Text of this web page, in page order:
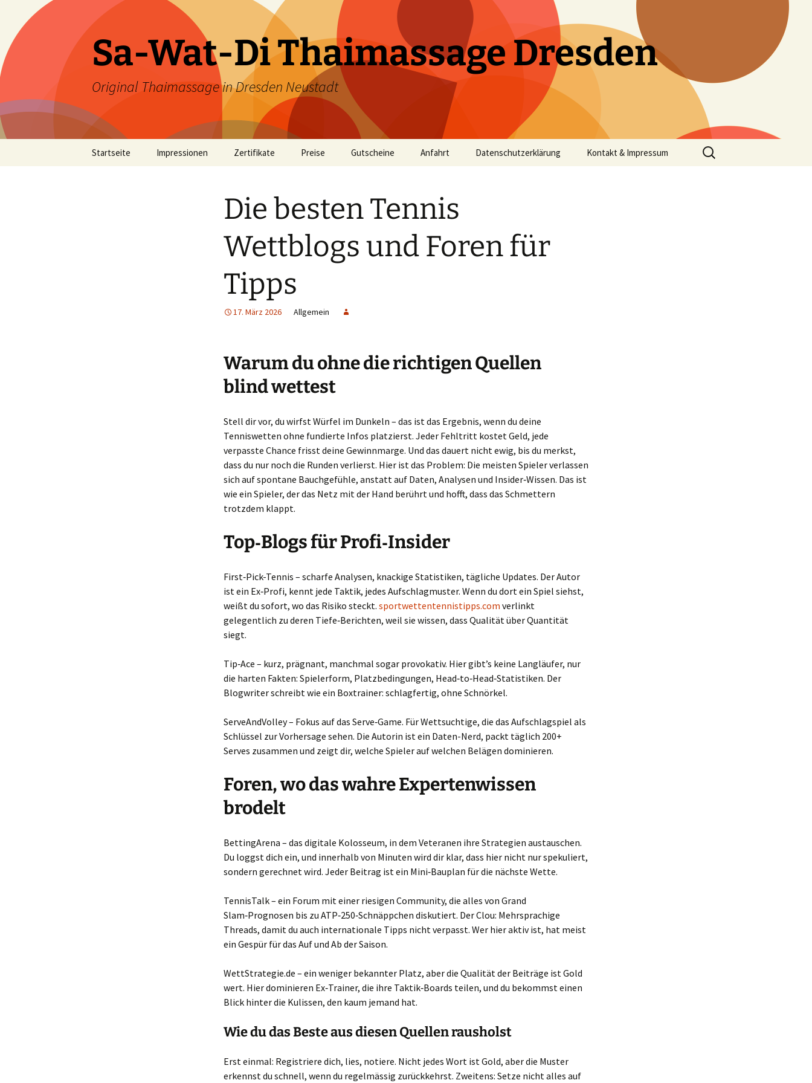
Inhalt
springen
Sa-Wat-Di Thaimassage Dresden
Original Thaimassage in Dresden Neustadt
Startseite Impressionen Zertifikate Preise Gutscheine Anfahrt Datenschutzerklärung Kontakt & Impressum
Suchen
nach:
Die besten Tennis
Wettblogs und Foren für
Tipps
17. März 2026 Allgemein
Warum du ohne die richtigen Quellen
blind wettest
Stell dir vor, du wirfst Würfel im Dunkeln – das ist das Ergebnis, wenn du deine
Tenniswetten ohne fundierte Infos platzierst. Jeder Fehltritt kostet Geld, jede
verpasste Chance frisst deine Gewinnmarge. Und das dauert nicht ewig, bis du merkst,
dass du nur noch die Runden verlierst. Hier ist das Problem: Die meisten Spieler verlassen
sich auf spontane Bauchgefühle, anstatt auf Daten, Analysen und Insider‑Wissen. Das ist
wie ein Spieler, der das Netz mit der Hand berührt und hofft, dass das Schmettern
trotzdem klappt.
Top‑Blogs für Profi‑Insider
First‑Pick-Tennis – scharfe Analysen, knackige Statistiken, tägliche Updates. Der Autor
ist ein Ex‑Profi, kennt jede Taktik, jedes Aufschlagmuster. Wenn du dort ein Spiel siehst,
weißt du sofort, wo das Risiko steckt. sportwettentennistipps.com verlinkt
gelegentlich zu deren Tiefe‑Berichten, weil sie wissen, dass Qualität über Quantität
siegt.
Tip‑Ace – kurz, prägnant, manchmal sogar provokativ. Hier gibt’s keine Langläufer, nur
die harten Fakten: Spielerform, Platzbedingungen, Head‑to‑Head‑Statistiken. Der
Blogwriter schreibt wie ein Boxtrainer: schlagfertig, ohne Schnörkel.
ServeAndVolley – Fokus auf das Serve‑Game. Für Wettsuchtige, die das Aufschlagspiel als
Schlüssel zur Vorhersage sehen. Die Autorin ist ein Daten-Nerd, packt täglich 200+
Serves zusammen und zeigt dir, welche Spieler auf welchen Belägen dominieren.
Foren, wo das wahre Expertenwissen
brodelt
BettingArena – das digitale Kolosseum, in dem Veteranen ihre Strategien austauschen.
Du loggst dich ein, und innerhalb von Minuten wird dir klar, dass hier nicht nur spekuliert,
sondern gerechnet wird. Jeder Beitrag ist ein Mini‑Bauplan für die nächste Wette.
TennisTalk – ein Forum mit einer riesigen Community, die alles von Grand
Slam‑Prognosen bis zu ATP‑250‑Schnäppchen diskutiert. Der Clou: Mehrsprachige
Threads, damit du auch internationale Tipps nicht verpasst. Wer hier aktiv ist, hat meist
ein Gespür für das Auf und Ab der Saison.
WettStrategie.de – ein weniger bekannter Platz, aber die Qualität der Beiträge ist Gold
wert. Hier dominieren Ex‑Trainer, die ihre Taktik‑Boards teilen, und du bekommst einen
Blick hinter die Kulissen, den kaum jemand hat.
Wie du das Beste aus diesen Quellen rausholst
Erst einmal: Registriere dich, lies, notiere. Nicht jedes Wort ist Gold, aber die Muster
erkennst du schnell, wenn du regelmässig zurückkehrst. Zweitens: Setze nicht alles auf